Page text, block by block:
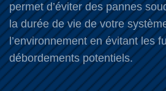
permet d’éviter des pannes
la durée de vie de votre
l’environnement en évitant les
débordements potentiels.